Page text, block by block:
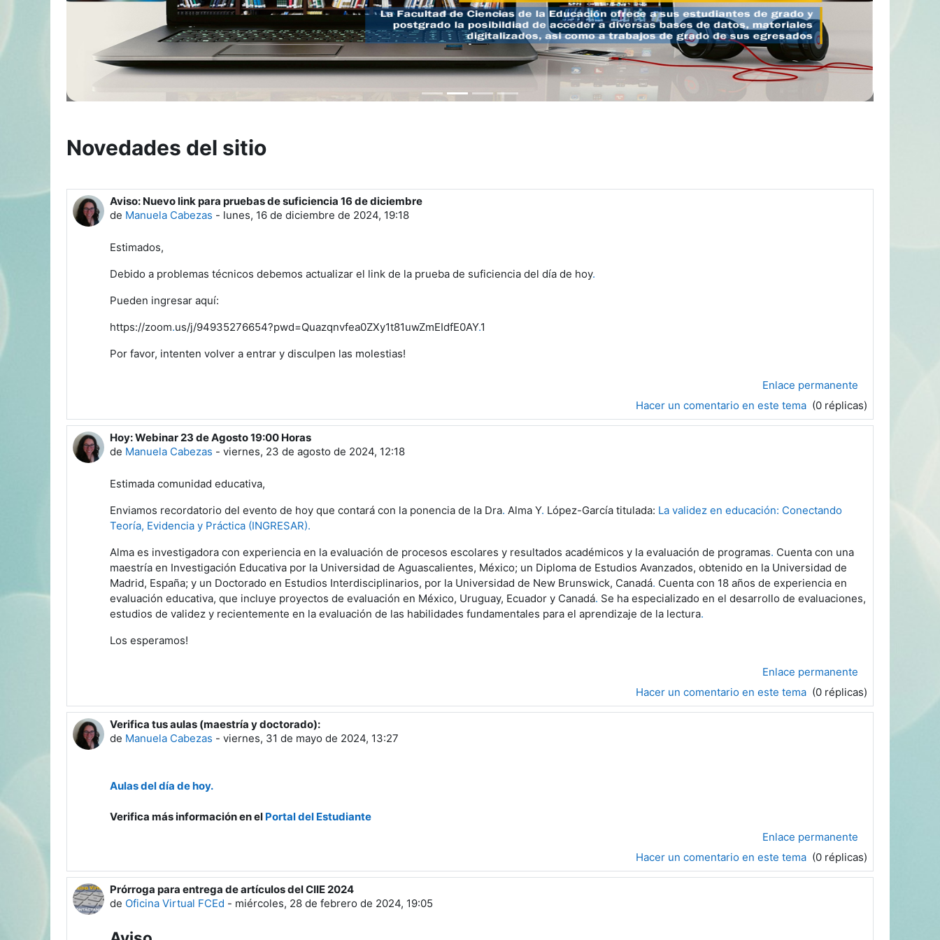
Novedades del sitio
Aviso: Nuevo link para pruebas de suficiencia 16 de diciembre
de Manuela Cabezas - lunes, 16 de diciembre de 2024, 19:18
Estimados,
Debido a problemas técnicos debemos actualizar el link de la prueba de suficiencia del día de hoy.
Pueden ingresar aquí:
https://zoom.us/j/94935276654?pwd=Quazqnvfea0ZXy1t81uwZmEIdfE0AY.1
Por favor, intenten volver a entrar y disculpen las molestias!
Enlace permanente
Hacer un comentario en este tema (0 réplicas)
Hoy: Webinar 23 de Agosto 19:00 Horas
de Manuela Cabezas - viernes, 23 de agosto de 2024, 12:18
Estimada comunidad educativa,
Enviamos recordatorio del evento de hoy que contará con la ponencia de la Dra. Alma Y. López-García titulada: La validez en educación: Conectando
Teoría, Evidencia y Práctica (INGRESAR).
Alma es investigadora con experiencia en la evaluación de procesos escolares y resultados académicos y la evaluación de programas. Cuenta con una
maestría en Investigación Educativa por la Universidad de Aguascalientes, México; un Diploma de Estudios Avanzados, obtenido en la Universidad de
Madrid, España; y un Doctorado en Estudios Interdisciplinarios, por la Universidad de New Brunswick, Canadá. Cuenta con 18 años de experiencia en
evaluación educativa, que incluye proyectos de evaluación en México, Uruguay, Ecuador y Canadá. Se ha especializado en el desarrollo de evaluaciones,
estudios de validez y recientemente en la evaluación de las habilidades fundamentales para el aprendizaje de la lectura.
Los esperamos!
Enlace permanente
Hacer un comentario en este tema (0 réplicas)
Verifica tus aulas (maestría y doctorado):
de Manuela Cabezas - viernes, 31 de mayo de 2024, 13:27
Aulas del día de hoy.
Verifica más información en el Portal del Estudiante
Enlace permanente
Hacer un comentario en este tema (0 réplicas)
Prórroga para entrega de artículos del CIIE 2024
de Oficina Virtual FCEd - miércoles, 28 de febrero de 2024, 19:05